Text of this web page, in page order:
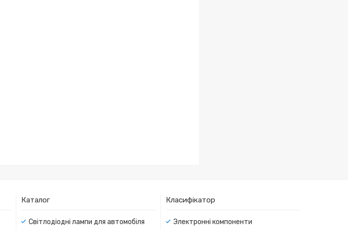
Каталог
Світлодіодні лампи для автомобіля
Класифікатор
Электронні компоненти